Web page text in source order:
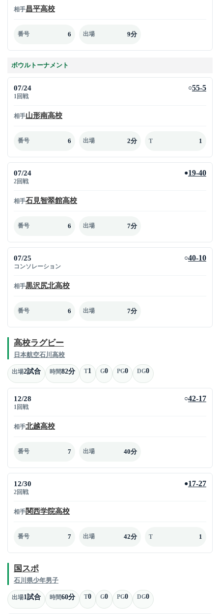
相手昌平高校
番号 6 出場 9分
ボウルトーナメント
07/24
1回戦
○55-5
相手山形南高校
番号 6 出場 2分 T 1
07/24
2回戦
●19-40
相手石見智翠館高校
番号 6 出場 7分
07/25
コンソレーション
○40-10
相手黒沢尻北高校
番号 6 出場 7分
高校ラグビー
日本航空石川高校
出場2試合 時間82分 T1 G0 PG0 DG0
12/28
1回戦
○42-17
相手北越高校
番号 7 出場 40分
12/30
2回戦
●17-27
相手関西学院高校
番号 7 出場 42分 T 1
国スポ
石川県少年男子
出場1試合 時間60分 T0 G0 PG0 DG0